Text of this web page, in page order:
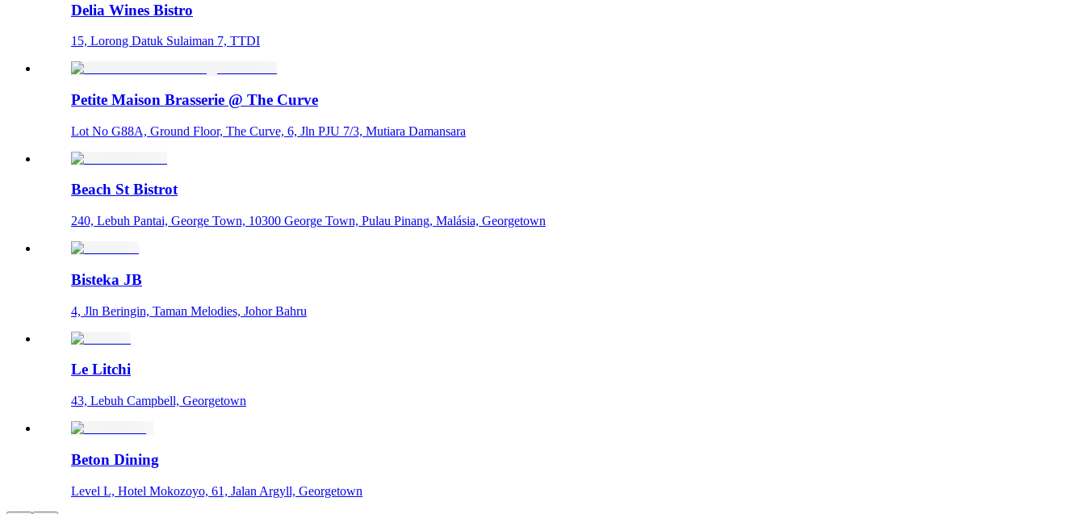
Delia Wines Bistro
15, Lorong Datuk Sulaiman 7, TTDI
Petite Maison Brasserie @ The Curve
Lot No G88A, Ground Floor, The Curve, 6, Jln PJU 7/3, Mutiara Damansara
Beach St Bistrot
240, Lebuh Pantai, George Town, 10300 George Town, Pulau Pinang, Malásia, Georgetown
Bisteka JB
4, Jln Beringin, Taman Melodies, Johor Bahru
Le Litchi
43, Lebuh Campbell, Georgetown
Beton Dining
Level L, Hotel Mokozoyo, 61, Jalan Argyll, Georgetown